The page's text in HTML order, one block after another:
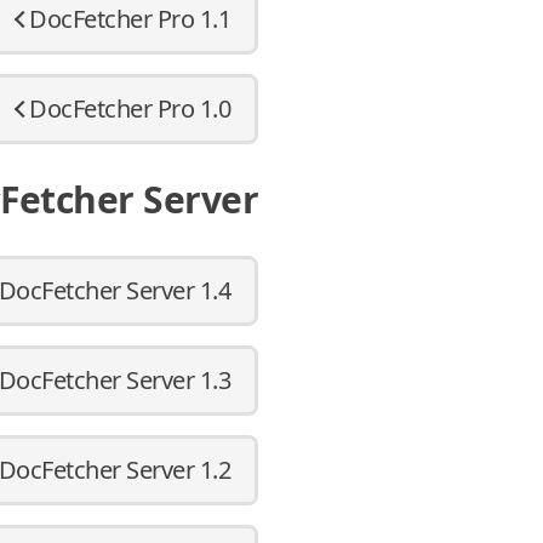
DocFetcher Pro 1.1
DocFetcher Pro 1.0
Server
Server 1.4
Server 1.3
Server 1.2